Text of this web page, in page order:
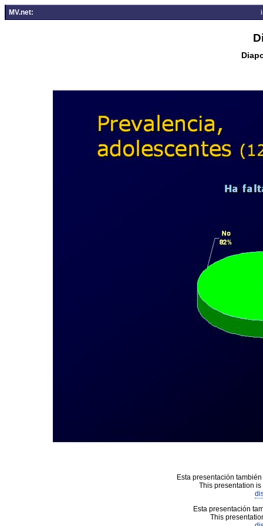
MV.net:
Esta presentación
This presentation
Esta presentación
This